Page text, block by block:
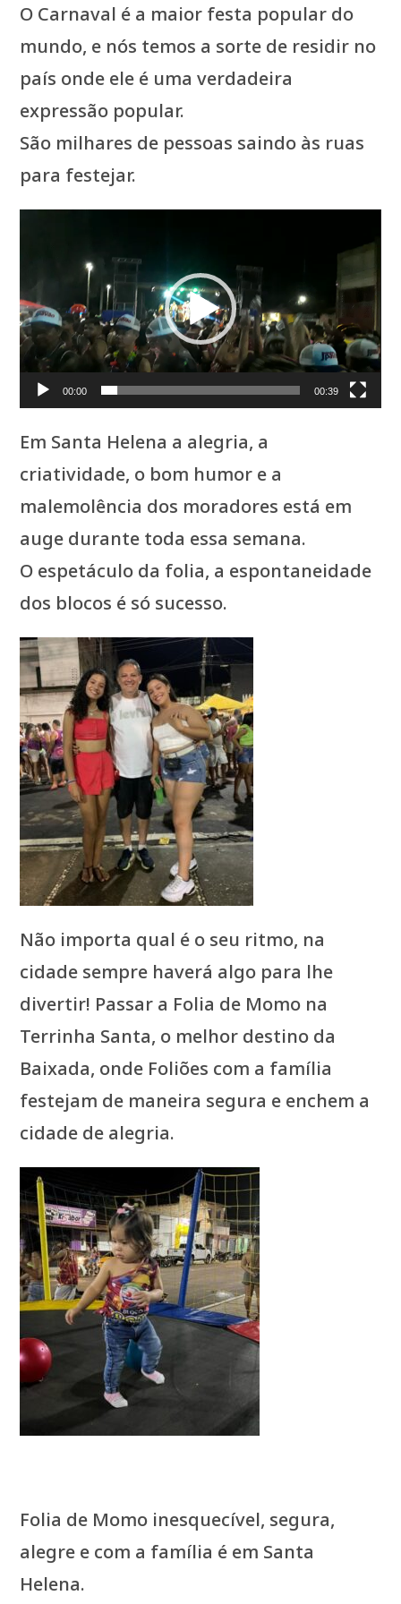
O Carnaval é a maior festa popular do
mundo, e nós temos a sorte de residir no
paí­s onde ele é uma verdadeira
expressão popular.
São milhares de pessoas saindo às ruas
para festejar.
vídeo
00:00 00:39
Em Santa Helena a alegria, a
criatividade, o bom humor e a
malemolência dos moradores está em
auge durante toda essa semana.
O espetáculo da folia, a espontaneidade
dos blocos é só sucesso.
Não importa qual é o seu ritmo, na
cidade sempre haverá algo para lhe
divertir! Passar a Folia de Momo na
Terrinha Santa, o melhor destino da
Baixada, onde Foliões com a família
festejam de maneira segura e enchem a
cidade de alegria.
Folia de Momo inesquecível, segura,
alegre e com a família é em Santa
Helena.